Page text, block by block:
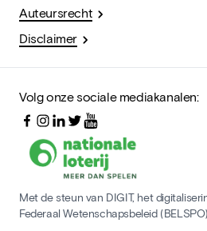
Auteursrecht
Disclaimer
Volg onze sociale mediakanalen:
Met de steun van DIGIT, het
Federaal Wetenschapsbeleid (BELSPO)